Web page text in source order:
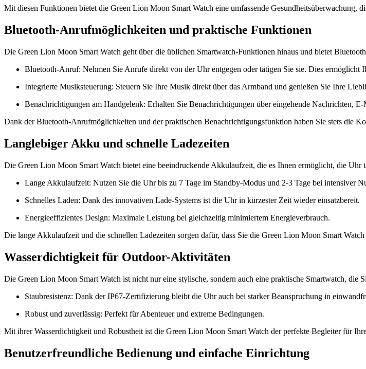
Mit diesen Funktionen bietet die Green Lion Moon Smart Watch eine umfassende Gesundheitsüberwachung,
Bluetooth-Anrufmöglichkeiten und praktische Funktionen
Die Green Lion Moon Smart Watch geht über die üblichen Smartwatch-Funktionen hinaus und bietet
Bluetooth-Anruf: Nehmen Sie Anrufe direkt von der Uhr entgegen oder tätigen Sie sie. Dies
Integrierte Musiksteuerung: Steuern Sie Ihre Musik direkt über das Armband und genießen Sie Ihre
Benachrichtigungen am Handgelenk: Erhalten Sie Benachrichtigungen über eingehende Nachrichten,
Dank der Bluetooth-Anrufmöglichkeiten und der praktischen Benachrichtigungsfunktion haben Sie stets die
Langlebiger Akku und schnelle Ladezeiten
Die Green Lion Moon Smart Watch bietet eine beeindruckende Akkulaufzeit, die es Ihnen ermöglicht, die Uhr
Lange Akkulaufzeit: Nutzen Sie die Uhr bis zu 7 Tage im Standby-Modus und 2-3 Tage bei intensiver
Schnelles Laden: Dank des innovativen Lade-Systems ist die Uhr in kürzester Zeit wieder einsatzbereit.
Energieeffizientes Design: Maximale Leistung bei gleichzeitig minimiertem Energieverbrauch.
Die lange Akkulaufzeit und die schnellen Ladezeiten sorgen dafür, dass Sie die Green Lion Moon Smart
Wasserdichtigkeit für Outdoor-Aktivitäten
Die Green Lion Moon Smart Watch ist nicht nur eine stylische, sondern auch eine praktische Smartwatch, die
Staubresistenz: Dank der IP67-Zertifizierung bleibt die Uhr auch bei starker Beanspruchung in
Robust und zuverlässig: Perfekt für Abenteuer und extreme Bedingungen.
Mit ihrer Wasserdichtigkeit und Robustheit ist die Green Lion Moon Smart Watch der perfekte Begleiter für
Benutzerfreundliche Bedienung und einfache Einrichtung